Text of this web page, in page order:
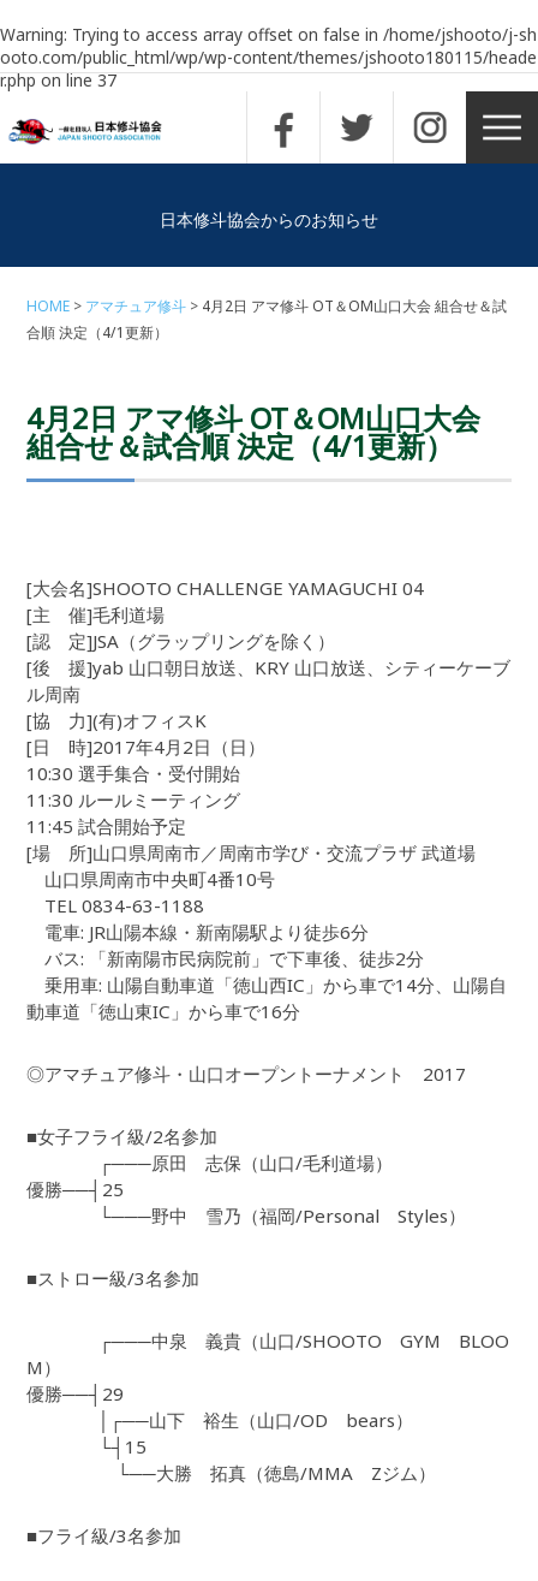
Warning: Trying to access array offset on false in /home/jshooto/j-sh
ooto.com/public_html/wp/wp-content/themes/jshooto180115/heade
r.phpon line37
日本修斗協会からのお知らせ
HOME アマチュア修斗
4月2日 アマ修斗 OT＆OM山口大会 組合せ＆試
合順 決定（4/1更新）
4月2日 アマ修斗 OT＆OM山口大会
組合せ＆試合順 決定（4/1更新）
[大会名]SHOOTO CHALLENGE YAMAGUCHI 04
[主 催]毛利道場
[認 定]JSA（グラップリングを除く）
[後 援]yab 山口朝日放送、KRY 山口放送、シティーケーブ
ル周南
[協 力](有)オフィスK
[日 時]2017年4月2日（日）
10:30 選手集合・受付開始
11:30 ルールミーティング
11:45 試合開始予定
[場 所]山口県周南市／周南市学び・交流プラザ 武道場
山口県周南市中央町4番10号
TEL 0834-63-1188
電車: JR山陽本線・新南陽駅より徒歩6分
バス: 「新南陽市民病院前」で下車後、徒歩2分
乗用車: 山陽自動車道「徳山西IC」から車で14分、山陽自
動車道「徳山東IC」から車で16分
◎アマチュア修斗・山口オープントーナメント 2017
■女子フライ級/2名参加
┌───原田 志保（山口/毛利道場）
優勝──┤25
└───野中 雪乃（福岡/Personal Styles）
■ストロー級/3名参加
┌───中泉 義貴（山口/SHOOTO GYM BLOO
M）
優勝──┤29
│┌──山下 裕生（山口/OD bears）
└┤15
└──大勝 拓真（徳島/MMA Zジム）
■フライ級/3名参加